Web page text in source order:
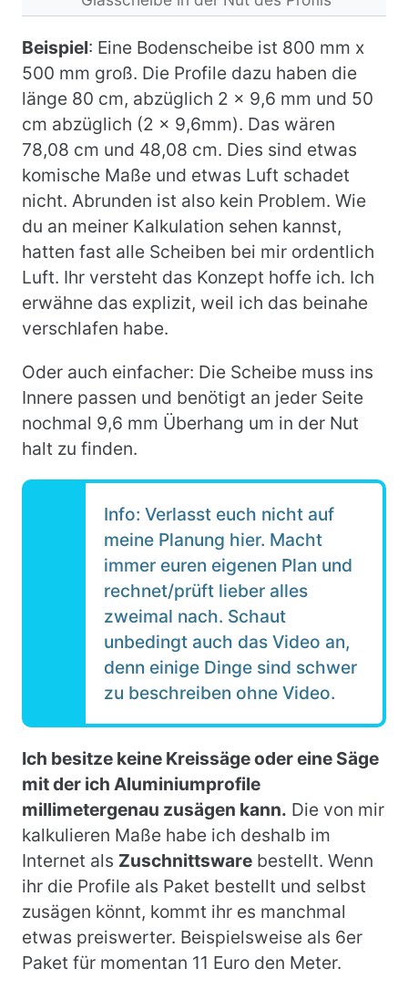
Beispiel​: Eine Bodenscheibe ist 800 mm x
500 mm groß. Die Profile dazu haben die
länge 80 cm, abzüglich 2 x 9,6 mm und 50
cm abzüglich (2 x 9,6mm). Das wären
78,08 cm und 48,08 cm. Dies sind etwas
komische Maße und etwas Luft schadet
nicht. Abrunden ist also kein Problem. Wie
du an meiner Kalkulation sehen kannst,
hatten fast alle Scheiben bei mir ordentlich
Luft. Ihr versteht das Konzept hoffe ich. Ich
erwähne das explizit, weil ich das beinahe
verschlafen habe.
Oder auch einfacher: Die Scheibe muss ins
Innere passen und benötigt an jeder Seite
nochmal 9,6 mm Überhang um in der Nut
halt zu finden.
Info: Verlasst euch nicht auf
meine Planung hier. Macht
immer euren eigenen Plan und
rechnet/prüft lieber alles
zweimal nach. Schaut
unbedingt auch das Video an,
denn einige Dinge sind schwer
zu beschreiben ohne Video.
Ich besitze keine Kreissäge oder eine Säge
mit der ich Aluminiumprofile
millimetergenau zusägen kann. Die von mir
kalkulieren Maße habe ich deshalb im
Internet als Zuschnittsware bestellt. Wenn
ihr die Profile als Paket bestellt und selbst
zusägen könnt, kommt ihr es manchmal
etwas preiswerter. Beispielsweise als 6er
Paket für momentan 11 Euro den Meter.